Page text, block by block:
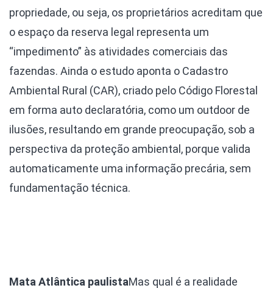
propriedade, ou seja, os proprietários acreditam que
o espaço da reserva legal representa um
“impedimento” às atividades comerciais das
fazendas. Ainda o estudo aponta o Cadastro
Ambiental Rural (CAR), criado pelo Código Florestal
em forma auto declaratória, como um outdoor de
ilusões, resultando em grande preocupação, sob a
perspectiva da proteção ambiental, porque valida
automaticamente uma informação precária, sem
fundamentação técnica.
Mata Atlântica paulistaMas qual é a realidade